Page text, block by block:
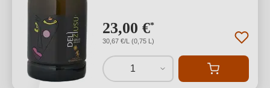
23,00 €*
30,67 €/L (0,75 L)
1